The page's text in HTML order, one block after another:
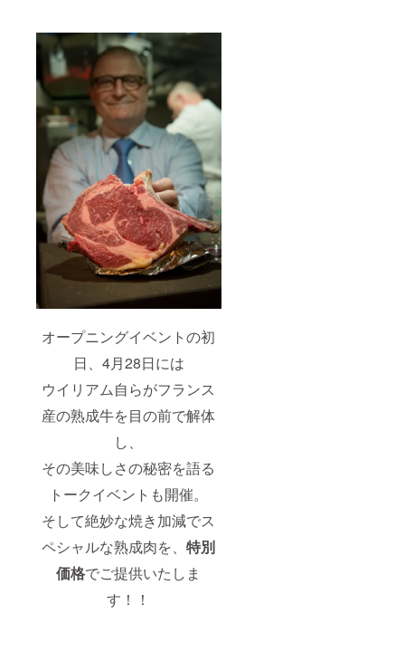
オープニングイベントの初
日、4月28日には
ウイリアム自らがフランス
産の熟成牛を目の前で解体
し、
その美味しさの秘密を語る
トークイベントも開催。
そして絶妙な焼き加減でス
ペシャルな熟成肉を、特別
価格でご提供いたしま
す！！